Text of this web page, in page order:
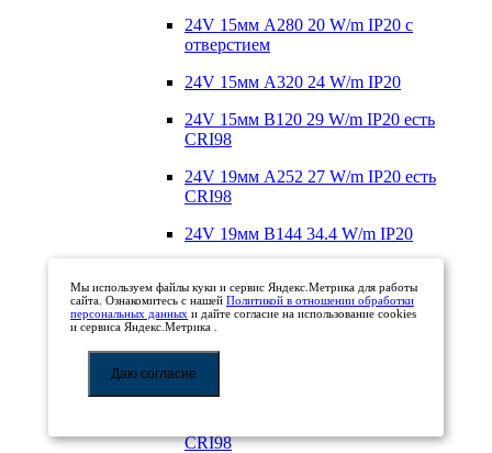
24V 15мм A280 20 W/m IP20 с
отверстием
24V 15мм A320 24 W/m IP20
24V 15мм B120 29 W/m IP20 есть
CRI98
24V 19мм A252 27 W/m IP20 есть
CRI98
24V 19мм B144 34.4 W/m IP20
24V 20мм A280 20 W/m IP20 с
отверстием
CRI98
Мы используем файлы куки и сервис Яндекс.Метрика для работы
сайта. Ознакомитесь с нашей Политикой в отношении обработки
персональных данных и дайте согласие на использование cookies
и сервиса Яндекс.Метрика .
Даю согласие